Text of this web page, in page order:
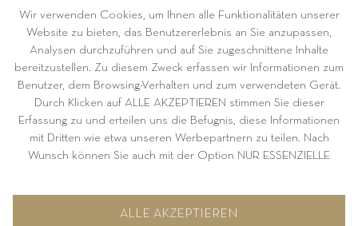
Wir verwenden Cookies, um Ihnen alle Funktionalitäten unserer
Website zu bieten, das Benutzererlebnis an Sie anzupassen,
Analysen durchzuführen und auf Sie zugeschnittene Inhalte
bereitzustellen. Zu diesem Zweck erfassen wir Informationen zum
Benutzer, dem Browsing-Verhalten und zum verwendeten Gerät.
Durch Klicken auf ALLE AKZEPTIEREN stimmen Sie dieser
Erfassung zu und erteilen uns die Befugnis, diese Informationen
mit Dritten wie etwa unseren Werbepartnern zu teilen. Nach
Wunsch können Sie auch mit der Option NUR ESSENZIELLE
unter KONFIGURIEREN.
ALLE AKZEPTIEREN